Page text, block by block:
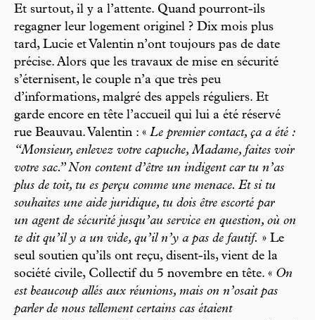
Et surtout, il y a l’attente. Quand pourront-ils
regagner leur logement originel ? Dix mois plus
tard, Lucie et Valentin n’ont toujours pas de date
précise. Alors que les travaux de mise en sécurité
s’éternisent, le couple n’a que très peu
d’informations, malgré des appels réguliers. Et
garde encore en tête l’accueil qui lui a été réservé
rue Beauvau. Valentin : « Le premier contact, ça a été :
“Monsieur, enlevez votre capuche, Madame, faites voir
votre sac.” Non content d’être un indigent car tu n’as
plus de toit, tu es perçu comme une menace. Et si tu
souhaites une aide juridique, tu dois être escorté par
un agent de sécurité jusqu’au service en question, où on
te dit qu’il y a un vide, qu’il n’y a pas de fautif. » Le
seul soutien qu’ils ont reçu, disent-ils, vient de la
société civile, Collectif du 5 novembre en tête. « On
est beaucoup allés aux réunions, mais on n’osait pas
parler de nous tellement certains cas étaient